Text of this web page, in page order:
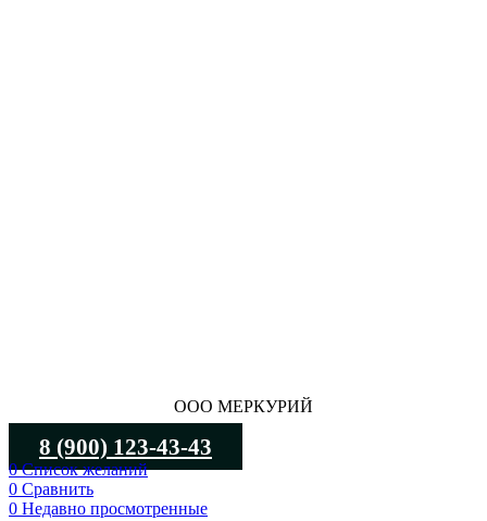
ООО МЕРКУРИЙ
8 (900) 123-43-43
0Список желаний
0 Сравнить
0 Недавно просмотренные